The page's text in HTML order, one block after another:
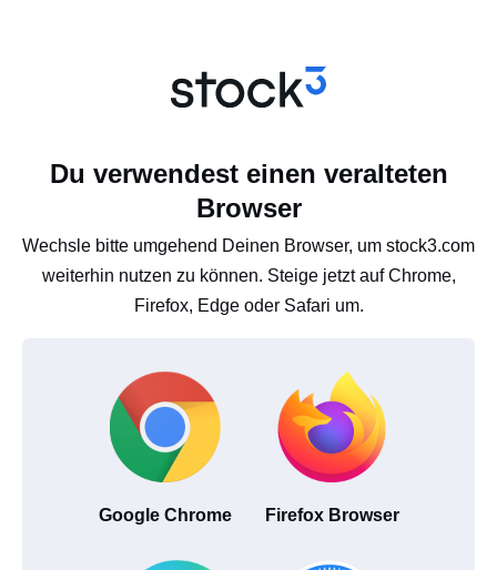
Du verwendest einen veralteten
Browser
Wechsle bitte umgehend Deinen Browser, um stock3.com
weiterhin nutzen zu können. Steige jetzt auf Chrome,
Firefox, Edge oder Safari um.
Google Chrome Firefox Browser